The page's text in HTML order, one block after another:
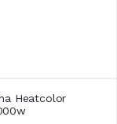
Heatcolor